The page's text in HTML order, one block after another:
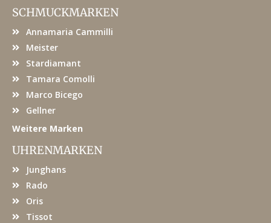
e
b
o
SCHMUCKMARKEN
Annamaria Cammilli
Meister
Stardiamant
Tamara Comolli
Marco Bicego
Gellner
Weitere Marken
UHRENMARKEN
Junghans
Rado
Oris
Tissot